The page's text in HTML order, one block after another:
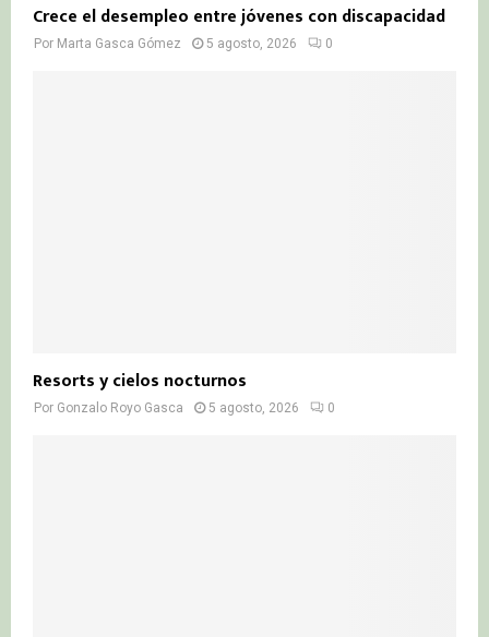
Crece el desempleo entre jóvenes con discapacidad
Por Marta Gasca Gómez 5 agosto, 2026 0
Resorts y cielos nocturnos
Por Gonzalo Royo Gasca 5 agosto, 2026 0